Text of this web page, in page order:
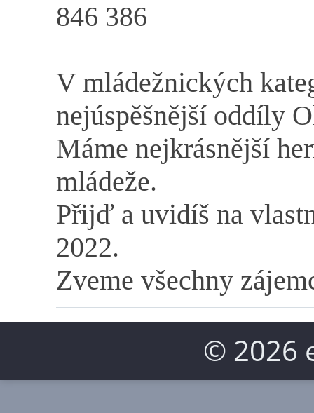
846 386
V mládežnických
nejúspěšnější oddíly
Máme nejkrásnější
mládeže.
Přijď a uvidíš na
2022.
Zveme všechny
© 2026